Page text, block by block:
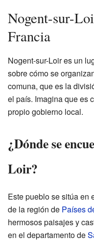
Nogent-sur-
Francia
Nogent-sur-Loir es un
sobre cómo se
comuna, que es la
el país. Imagina que es
propio gobierno local.
¿Dónde se
Loir?
Este pueblo se sitúa en
de la región de Países
hermosos paisajes y
en el departamento de